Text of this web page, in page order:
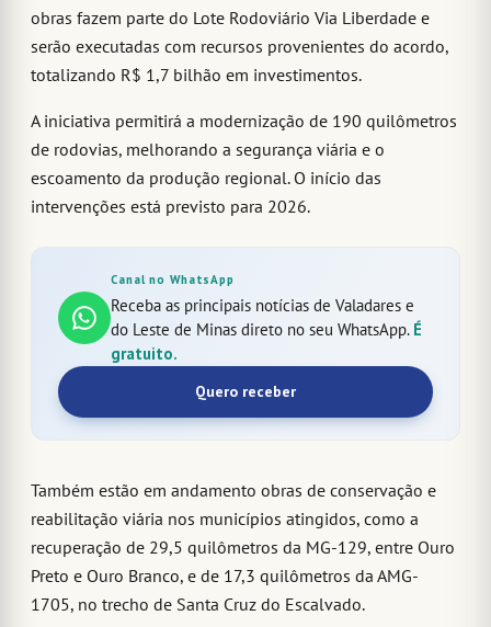
obras fazem parte do Lote Rodoviário Via Liberdade e
serão executadas com recursos provenientes do acordo,
totalizando R$ 1,7 bilhão em investimentos.
A iniciativa permitirá a modernização de 190 quilômetros
de rodovias, melhorando a segurança viária e o
escoamento da produção regional. O início das
intervenções está previsto para 2026.
Canal no WhatsApp
Receba as principais notícias de Valadares e
do Leste de Minas direto no seu WhatsApp. É
gratuito.
Quero receber
Também estão em andamento obras de conservação e
reabilitação viária nos municípios atingidos, como a
recuperação de 29,5 quilômetros da MG-129, entre Ouro
Preto e Ouro Branco, e de 17,3 quilômetros da AMG-
1705, no trecho de Santa Cruz do Escalvado.